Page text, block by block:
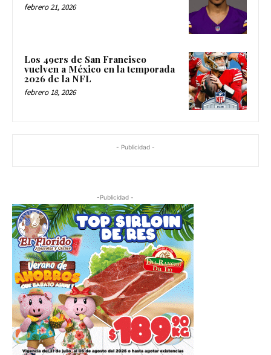
febrero 21, 2026
Los 49ers de San Francisco
vuelven a México en la temporada
2026 de la NFL
febrero 18, 2026
- Publicidad -
-Publicidad -